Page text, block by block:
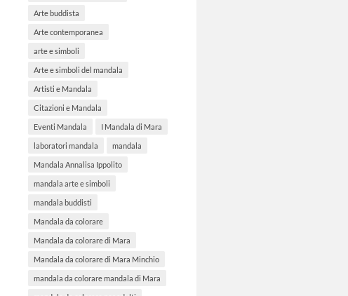
Arte buddista
Arte contemporanea
arte e simboli
Arte e simboli del mandala
Artisti e Mandala
Citazioni e Mandala
Eventi Mandala I Mandala di Mara
laboratori mandala mandala
Mandala Annalisa Ippolito
mandala arte e simboli
mandala buddisti
Mandala da colorare
Mandala da colorare di Mara
Mandala da colorare di Mara Minchio
mandala da colorare mandala di Mara